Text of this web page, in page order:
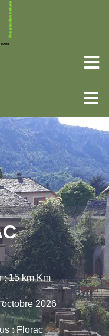
: 15 km Km
2026
: Florac